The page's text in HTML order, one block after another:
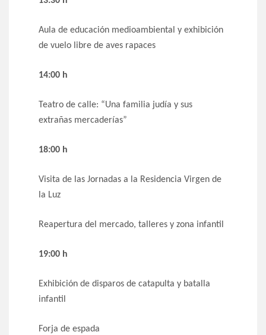
Aula de educación medioambiental y exhibición
de vuelo libre de aves rapaces
14:00 h
Teatro de calle: “Una familia judía y sus
extrañas mercaderías”
18:00 h
Visita de las Jornadas a la Residencia Virgen de
la Luz
Reapertura del mercado, talleres y zona infantil
19:00 h
Exhibición de disparos de catapulta y batalla
infantil
Forja de espada